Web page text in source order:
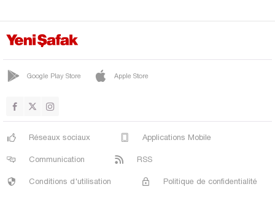
Karabük
Karaman
Kars
Kastamonu
Kayseri
Kilis
Kırıkkale
Kırklareli
Google Play Store Apple Store
Réseaux sociaux Applications Mobile
Communication RSS
Conditions d'utilisation Politique de confidentialité